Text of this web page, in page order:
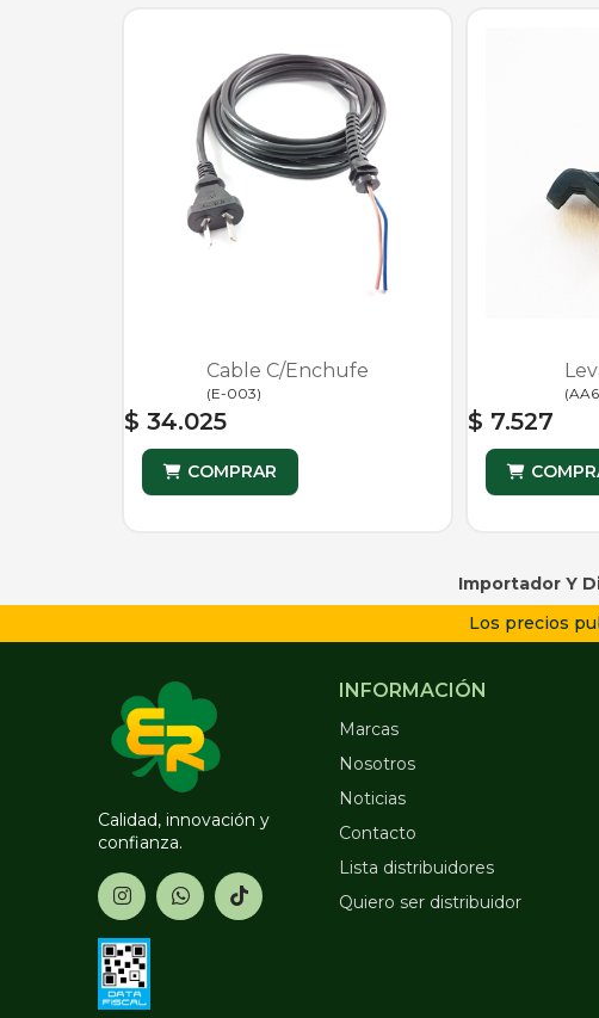
Cable C/Enchufe
(E-003)
$ 34.025
COMPRAR
(AA6
$ 7.527
Importador Y
Los precios
Calidad, innovación y
confianza.
INFORMACIÓN
Marcas
Nosotros
Noticias
Contacto
Lista distribuidores
Quiero ser distribuidor